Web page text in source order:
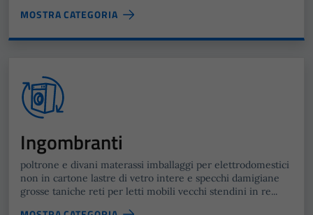
MOSTRA CATEGORIA
Ingombranti
poltrone e divani materassi imballaggi per elettrodomestici
non in cartone lastre di vetro intere e specchi damigiane
grosse taniche reti per letti mobili vecchi stendini in re...